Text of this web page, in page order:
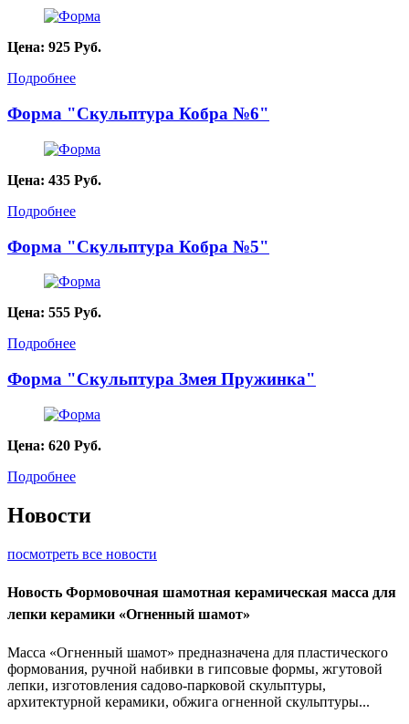
Цена: 925 Руб.
Подробнее
Форма "Скульптура Кобра №6"
Цена: 435 Руб.
Подробнее
Форма "Скульптура Кобра №5"
Цена: 555 Руб.
Подробнее
Форма "Скульптура Змея Пружинка"
Цена: 620 Руб.
Подробнее
Новости
посмотреть все новости
Новость Формовочная шамотная керамическая масса для
лепки керамики «Огненный шамот»
Масса «Огненный шамот» предназначена для пластического
формования, ручной набивки в гипсовые формы, жгутовой
лепки, изготовления садово-парковой скульптуры,
архитектурной керамики, обжига огненной скульптуры...